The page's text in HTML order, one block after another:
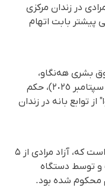
در زندان‌ مرکزی
پیشتر بابت اتهام
بشری هه‌نگاو،
سحرگاه یکشنبه ١٦ شهریور ماه ١٤٠٤ (٧ سپتامبر ٢٠٢٥)، حکم
"قلیاوا" از توابع بانه در زندان
هه‌نگاو از طریق منابع خود مطلع شده است که، آزاد مرادی از ۵
و توسط دستگاه
محکوم شده بود.